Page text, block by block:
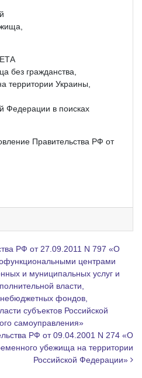
без гражданства,
территории Украины,
Федерации в поисках
Правительства РФ от
РФ от 27.09.2011 N 797 «О
центрами
и муниципальных услуг и
власти,
фондов,
субъектов Российской
самоуправления»
РФ от 09.04.2001 N 274 «О
убежища на территории
Российской Федерации»